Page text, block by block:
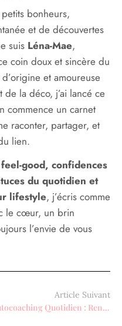
bonheurs,
et de découvertes
suis Léna-Mae,
coin doux et sincère du
et amoureuse
la déco, j’ai lancé ce
commence un carnet
raconter, partager, et
lien.
good, confidences
du quotidien et
lifestyle, j’écris comme
le cœur, un brin
l’envie de vous
Article Suivant
Autocoaching Quotidien : Renforcez Votre Épanouissement Personnel